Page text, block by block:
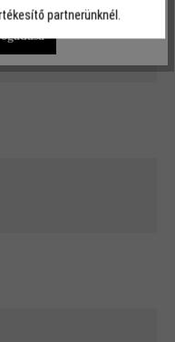
partnerünknél.